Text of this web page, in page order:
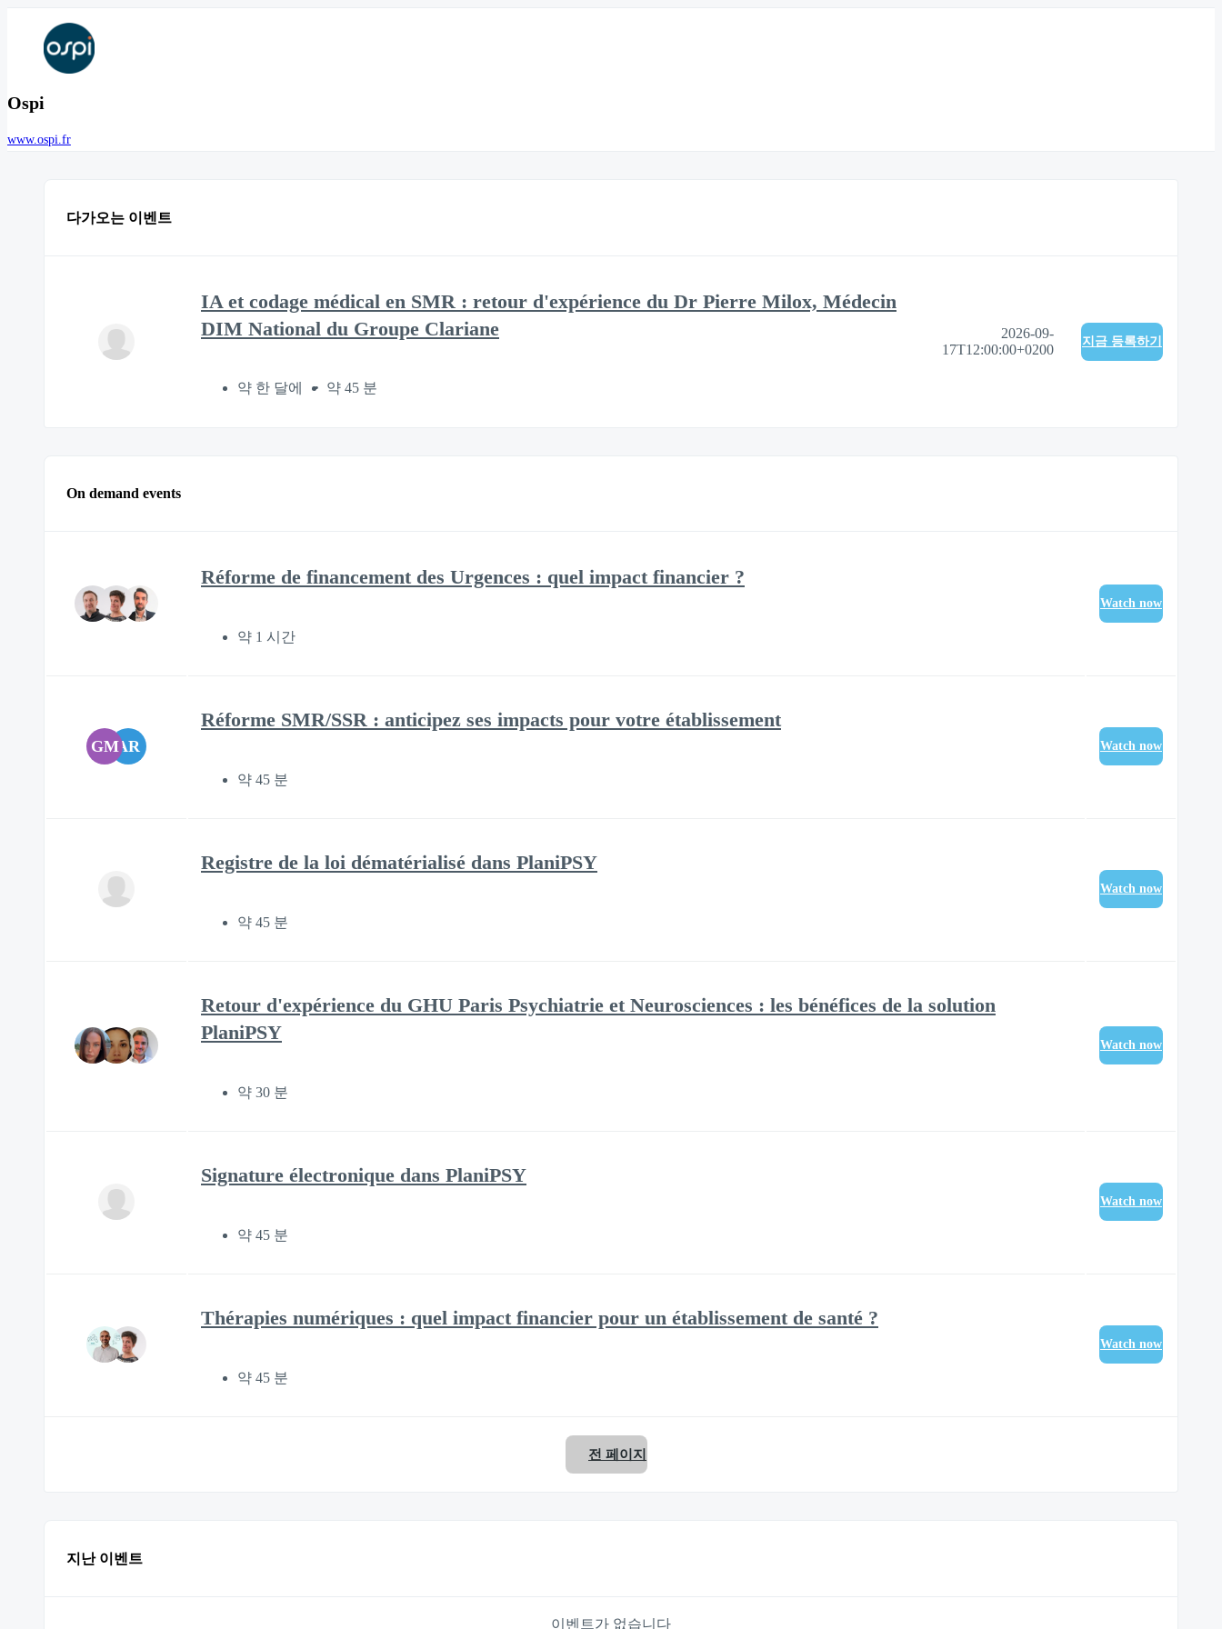
Ospi
www.ospi.fr
다가오는 이벤트
IA et codage médical en SMR : retour d'expérience du Dr Pierre Milox, Médecin
DIM National du Groupe Clariane
약 한 달에 약 45 분
2026-09-
17T12:00:00+0200
지금 등록하기
On demand events
Réforme de financement des Urgences : quel impact financier ?
약 1 시간
Watch now
GMAR
Réforme SMR/SSR : anticipez ses impacts pour votre établissement
약 45 분
Watch now
Registre de la loi dématérialisé dans PlaniPSY
약 45 분
Watch now
Retour d'expérience du GHU Paris Psychiatrie et Neurosciences : les bénéfices de la solution
PlaniPSY
약 30 분
Watch now
Signature électronique dans PlaniPSY
약 45 분
Watch now
Thérapies numériques : quel impact financier pour un établissement de santé ?
약 45 분
Watch now
전 페이지
지난 이벤트
이벤트가 없습니다